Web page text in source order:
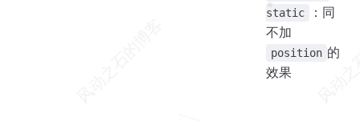
static
：同
不加
position 的
效果